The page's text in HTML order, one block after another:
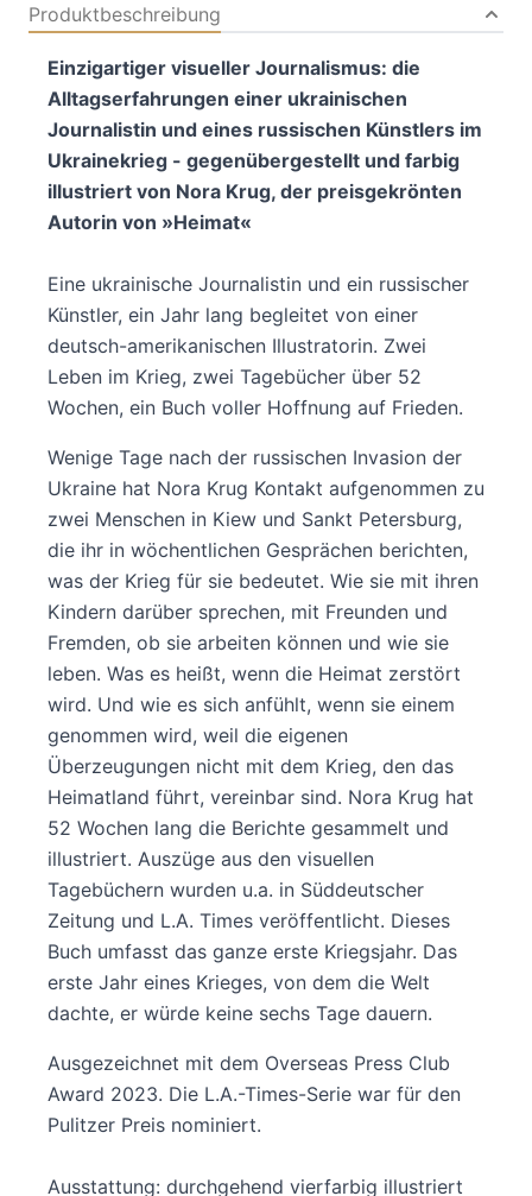
Produktbeschreibung
Einzigartiger visueller Journalismus: die
Alltagserfahrungen einer ukrainischen
Journalistin und eines russischen Künstlers im
Ukrainekrieg - gegenübergestellt und farbig
illustriert von Nora Krug, der preisgekrönten
Autorin von »Heimat«
Eine ukrainische Journalistin und ein russischer
Künstler, ein Jahr lang begleitet von einer
deutsch-amerikanischen Illustratorin. Zwei
Leben im Krieg, zwei Tagebücher über 52
Wochen, ein Buch voller Hoffnung auf Frieden.
Wenige Tage nach der russischen Invasion der
Ukraine hat Nora Krug Kontakt aufgenommen zu
zwei Menschen in Kiew und Sankt Petersburg,
die ihr in wöchentlichen Gesprächen berichten,
was der Krieg für sie bedeutet. Wie sie mit ihren
Kindern darüber sprechen, mit Freunden und
Fremden, ob sie arbeiten können und wie sie
leben. Was es heißt, wenn die Heimat zerstört
wird. Und wie es sich anfühlt, wenn sie einem
genommen wird, weil die eigenen
Überzeugungen nicht mit dem Krieg, den das
Heimatland führt, vereinbar sind. Nora Krug hat
52 Wochen lang die Berichte gesammelt und
illustriert. Auszüge aus den visuellen
Tagebüchern wurden u.a. in Süddeutscher
Zeitung und L.A. Times veröffentlicht. Dieses
Buch umfasst das ganze erste Kriegsjahr. Das
erste Jahr eines Krieges, von dem die Welt
dachte, er würde keine sechs Tage dauern.
Ausgezeichnet mit dem Overseas Press Club
Award 2023. Die L.A.-Times-Serie war für den
Pulitzer Preis nominiert.
Ausstattung: durchgehend vierfarbig illustriert